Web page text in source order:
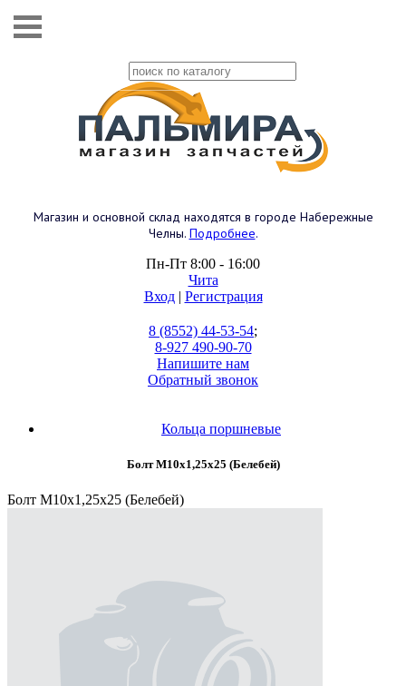
Магазин и основной склад находятся в городе Набережные
Челны. Подробнее.
Пн-Пт 8:00 - 16:00
Чита
Вход| Регистрация
8 (8552) 44-53-54;
8-927 490-90-70
Напишите нам
Обратный звонок
Кольца поршневые
Болт М10х1,25х25 (Белебей)
Болт М10х1,25х25 (Белебей)